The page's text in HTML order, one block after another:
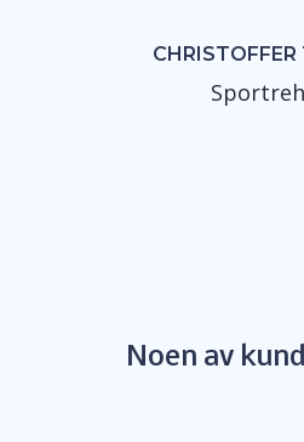
CHRISTOFFER
Noen av